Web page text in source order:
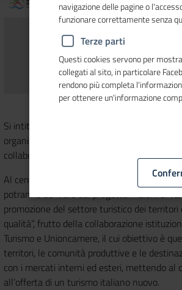
Si intitola “Attivazioni per il turismo che
organizzato da
collaborazione con
programma il
Al centro dell’incontro, i risultati conseguiti
potranno derivare dal progetto “Azioni di
promozione del settore turistico dei territori
qualità”, frutto della collaborazione
Turismo e Unioncamere, il cui obiettivo è
territori, le comunità produttive e le
con i mercati interni ed esteri, mettendo al
all’offerta di un turismo italiano nuovo.
navigazione delle pagine o
funzionare correttamente senza
Terze parti
Questi cookies servono per
collegati al sito, in particolare
rendono più completa
per ottenere un'informazione